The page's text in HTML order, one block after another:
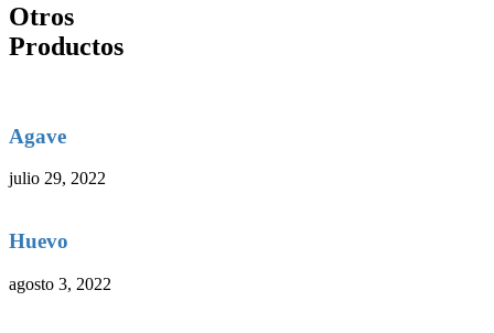
Otros
Productos
Agave
julio 29, 2022
Huevo
agosto 3, 2022